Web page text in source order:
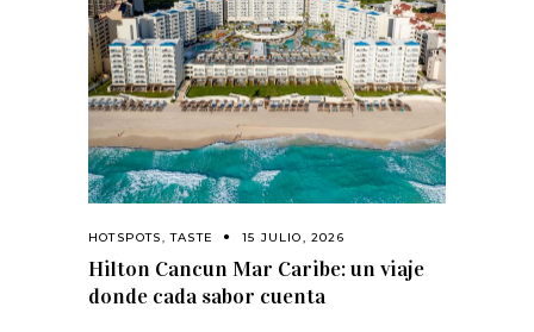
HOTSPOTS,TASTE 15 JULIO, 2026
Hilton Cancun Mar Caribe: un viaje
donde cada sabor cuenta